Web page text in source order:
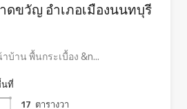
ดขวัญ อำเภอเมืองนนทบุรี
บ้าน พื้นกระเบื้อง &n...
ที่
17 ตารางวา